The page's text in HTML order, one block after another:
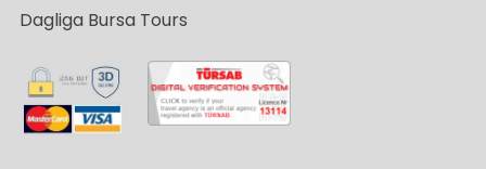
Dagliga Bursa Tours